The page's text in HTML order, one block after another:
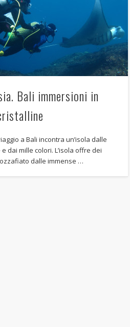
Bali immersioni in
a Bali incontra un’isola dalle
dai mille colori. L’isola offre dei
dalle immense …